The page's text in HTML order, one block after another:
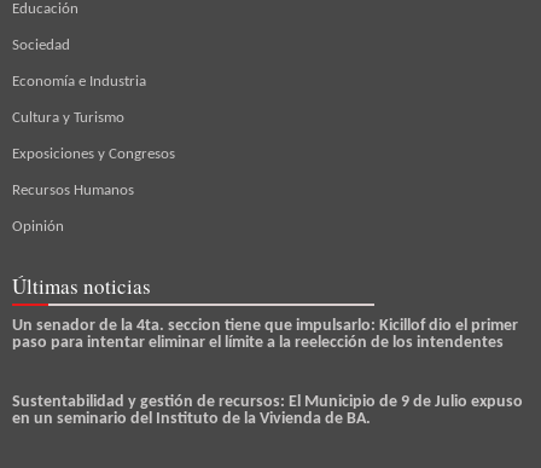
Educación
Sociedad
Economía e Industria
Cultura y Turismo
Exposiciones y Congresos
Recursos Humanos
Opinión
Últimas noticias
Un senador de la 4ta. seccion tiene que impulsarlo: Kicillof dio el primer
paso para intentar eliminar el límite a la reelección de los intendentes
Sustentabilidad y gestión de recursos: El Municipio de 9 de Julio expuso
en un seminario del Instituto de la Vivienda de BA.